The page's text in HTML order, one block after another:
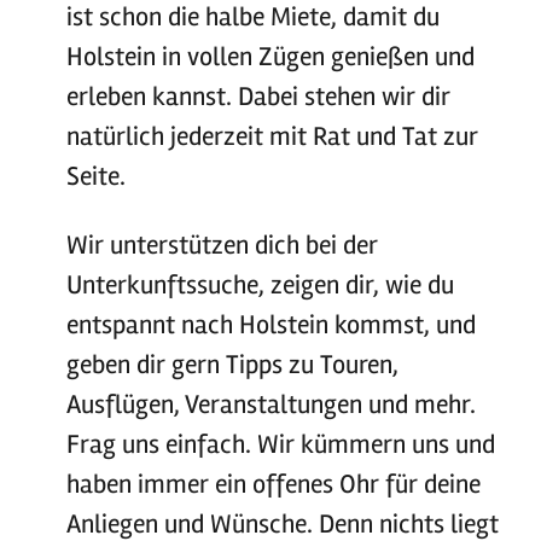
ist schon die halbe Miete, damit du
Holstein in vollen Zügen genießen und
erleben kannst. Dabei stehen wir dir
natürlich jederzeit mit Rat und Tat zur
Seite.
Wir unterstützen dich bei der
Unterkunftssuche, zeigen dir, wie du
entspannt nach Holstein kommst, und
geben dir gern Tipps zu Touren,
Ausflügen, Veranstaltungen und mehr.
Frag uns einfach. Wir kümmern uns und
haben immer ein offenes Ohr für deine
Anliegen und Wünsche. Denn nichts liegt